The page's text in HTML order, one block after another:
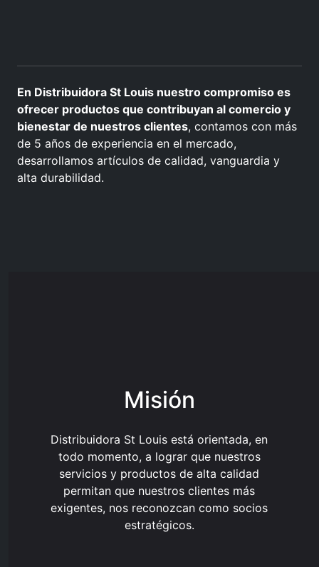
En Distribuidora St Louis nuestro compromiso es
ofrecer productos que contribuyan al comercio y
bienestar de nuestros clientes, contamos con más
de 5 años de experiencia en el mercado,
desarrollamos artículos de calidad, vanguardia y
alta durabilidad.
Misión
Distribuidora St Louis está orientada, en
todo momento, a lograr que nuestros
servicios y productos de alta calidad
permitan que nuestros clientes más
exigentes, nos reconozcan como socios
estratégicos.